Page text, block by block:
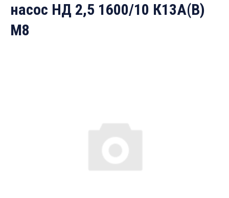
насос НД 2,5 1600/10 К13А(В)
М8